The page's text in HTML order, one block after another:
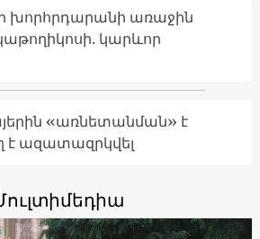
խորհրդարանի առաջին
կարևոր
«առնետանման» է
է ազատազրկվել